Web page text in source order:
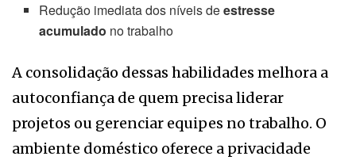
Redução imediata dos níveis deestresse
acumulado no trabalho
A consolidação dessas habilidades melhora a
autoconfiança de quem precisa liderar
projetos ou gerenciar equipes no trabalho. O
ambiente doméstico oferece a privacidade